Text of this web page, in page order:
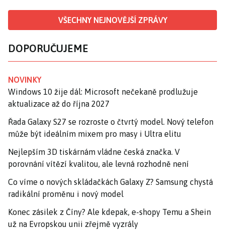
VŠECHNY NEJNOVĚJŠÍ ZPRÁVY
DOPORUČUJEME
NOVINKY
Windows 10 žije dál: Microsoft nečekaně prodlužuje
aktualizace až do října 2027
Řada Galaxy S27 se rozroste o čtvrtý model. Nový telefon
může být ideálním mixem pro masy i Ultra elitu
Nejlepším 3D tiskárnám vládne česká značka. V
porovnání vítězí kvalitou, ale levná rozhodně není
Co víme o nových skládačkách Galaxy Z? Samsung chystá
radikální proměnu i nový model
Konec zásilek z Číny? Ale kdepak, e-shopy Temu a Shein
už na Evropskou unii zřejmě vyzrály